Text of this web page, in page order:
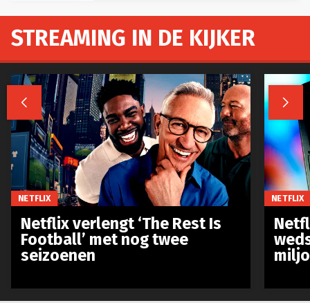
STREAMING IN DE KIJKER
 
NETFLIX
Netflix verlengt ‘The Rest Is
Football’ met nog twee
seizoenen
NETFLIX